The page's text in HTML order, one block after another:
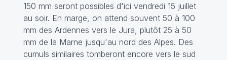
150 mm seront possibles d'ici vendredi 15 juillet
au soir. En marge, on attend souvent 50 à 100
mm des Ardennes vers le Jura, plutôt 25 à 50
mm de la Marne jusqu'au nord des Alpes. Des
cumuls similaires tomberont encore vers le sud